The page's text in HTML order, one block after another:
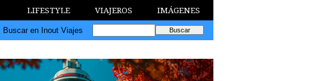
LIFESTYLE VIAJEROS IMÁGENES
Buscar en Inout Viajes